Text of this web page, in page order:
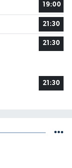
19:00
21:30
21:30
21:30